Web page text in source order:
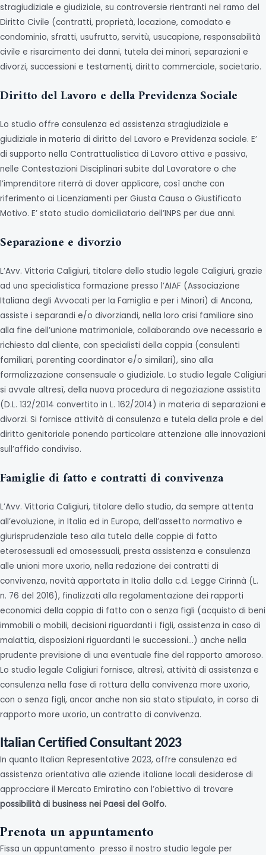
stragiudiziale e giudiziale, su controversie rientranti nel ramo del
Diritto Civile (contratti, proprietà, locazione, comodato e
condominio, sfratti, usufrutto, servitù, usucapione, responsabilità
civile e risarcimento dei danni, tutela dei minori, separazioni e
divorzi, successioni e testamenti, diritto commerciale, societario.
Diritto del Lavoro e della Previdenza Sociale
Lo studio offre consulenza ed assistenza stragiudiziale e
giudiziale in materia di diritto del Lavoro e Previdenza sociale. E’
di supporto nella Contrattualistica di Lavoro attiva e passiva,
nelle Contestazioni Disciplinari subite dal Lavoratore o che
l’imprenditore riterrà di dover applicare, così anche con
riferimento ai Licenziamenti per Giusta Causa o Giustificato
Motivo. E’ stato studio domiciliatario dell’INPS per due anni.
Separazione e divorzio
L’Avv. Vittoria Caligiuri, titolare dello studio legale Caligiuri, grazie
ad una specialistica formazione presso l’AIAF (Associazione
Italiana degli Avvocati per la Famiglia e per i Minori) di Ancona,
assiste i separandi e/o divorziandi, nella loro crisi familiare sino
alla fine dell’unione matrimoniale, collaborando ove necessario e
richiesto dal cliente, con specialisti della coppia (consulenti
familiari, parenting coordinator e/o similari), sino alla
formalizzazione consensuale o giudiziale. Lo studio legale Caligiuri
si avvale altresì, della nuova procedura di negoziazione assistita
(D.L. 132/2014 convertito in L. 162/2014) in materia di separazioni e
divorzi. Si fornisce attività di consulenza e tutela della prole e del
diritto genitoriale ponendo particolare attenzione alle innovazioni
sull’affido condiviso.
Famiglie di fatto e contratti di convivenza
L’Avv. Vittoria Caligiuri, titolare dello studio, da sempre attenta
all’evoluzione, in Italia ed in Europa, dell’assetto normativo e
giurisprudenziale teso alla tutela delle coppie di fatto
eterosessuali ed omosessuali, presta assistenza e consulenza
alle unioni more uxorio, nella redazione dei contratti di
convivenza, novità apportata in Italia dalla c.d. Legge Cirinnà (L.
n. 76 del 2016), finalizzati alla regolamentazione dei rapporti
economici della coppia di fatto con o senza figli (acquisto di beni
immobili o mobili, decisioni riguardanti i figli, assistenza in caso di
malattia, disposizioni riguardanti le successioni…) anche nella
prudente previsione di una eventuale fine del rapporto amoroso.
Lo studio legale Caligiuri fornisce, altresì, attività di assistenza e
consulenza nella fase di rottura della convivenza more uxorio,
con o senza figli, ancor anche non sia stato stipulato, in corso di
rapporto more uxorio, un contratto di convivenza.
Italian Certified Consultant 2023
In quanto Italian Representative 2023, offre consulenza ed
assistenza orientativa alle aziende italiane locali desiderose di
approcciare il Mercato Emiratino con l’obiettivo di trovare
possibilità di business nei Paesi del Golfo.
Prenota un appuntamento
Fissa un appuntamento presso il nostro studio legale per